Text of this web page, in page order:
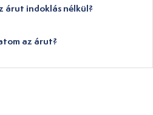
árut indoklás nélkül?
az árut?